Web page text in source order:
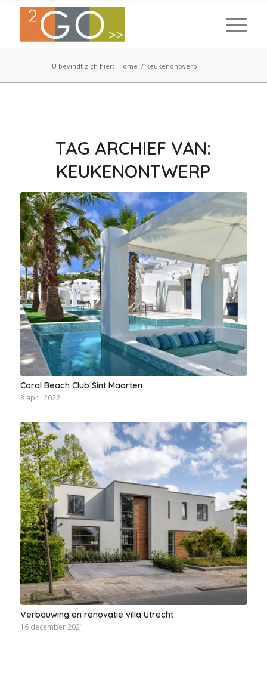
U bevindt zich hier: Home / keukenontwerp
TAG ARCHIEF VAN:
KEUKENONTWERP
Coral Beach Club Sint Maarten
8 april 2022
Verbouwing en renovatie villa Utrecht
16 december 2021